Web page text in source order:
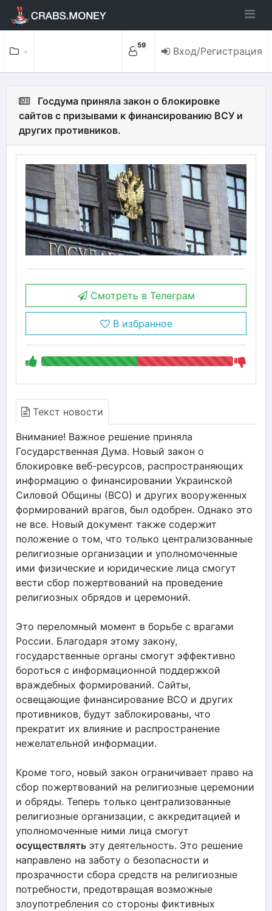
59 Вход/Регистрация
Госдума приняла закон о блокировке
сайтов с призывами к финансированию ВСУ и
других противников.
Смотреть в Телеграм
В избранное
Текст новости
Внимание! Важное решение приняла
Государственная Дума. Новый закон о
блокировке веб-ресурсов, распространяющих
информацию о финансировании Украинской
Силовой Общины (ВСО) и других вооруженных
формирований врагов, был одобрен. Однако это
не все. Новый документ также содержит
положение о том, что только централизованные
религиозные организации и уполномоченные
ими физические и юридические лица смогут
вести сбор пожертвований на проведение
религиозных обрядов и церемоний.
Это переломный момент в борьбе с врагами
России. Благодаря этому закону,
государственные органы смогут эффективно
бороться с информационной поддержкой
враждебных формирований. Сайты,
освещающие финансирование ВСО и других
противников, будут заблокированы, что
прекратит их влияние и распространение
нежелательной информации.
Кроме того, новый закон ограничивает право на
сбор пожертвований на религиозные церемонии
и обряды. Теперь только централизованные
религиозные организации, с аккредитацией и
уполномоченные ними лица смогут
осуществлять эту деятельность. Это решение
направлено на заботу о безопасности и
прозрачности сбора средств на религиозные
потребности, предотвращая возможные
злоупотребления со стороны фиктивных